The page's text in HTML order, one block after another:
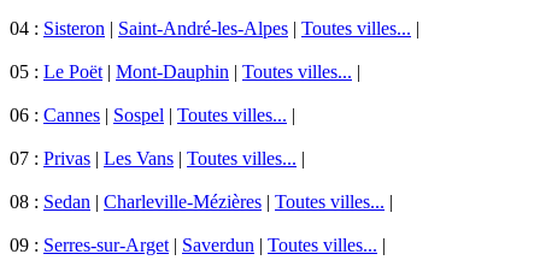
04 : Sisteron | Saint-André-les-Alpes | Toutes villes... |
05 : Le Poët | Mont-Dauphin | Toutes villes... |
06 : Cannes | Sospel | Toutes villes... |
07 : Privas | Les Vans | Toutes villes... |
08 : Sedan | Charleville-Mézières | Toutes villes... |
09 : Serres-sur-Arget | Saverdun | Toutes villes... |